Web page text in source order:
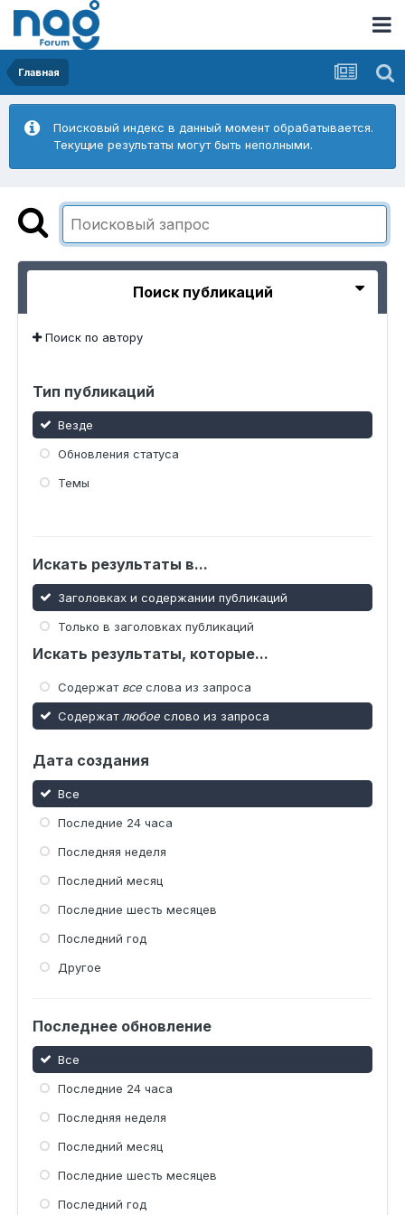
Главная
Поисковый индекс в данный момент обрабатывается.
Текущие результаты могут быть неполными.
Поиск публикаций
Поиск по автору
Тип публикаций
Везде
Обновления статуса
Темы
Искать результаты в...
Заголовках и содержании публикаций
Только в заголовках публикаций
Искать результаты, которые...
Содержат все слова из запроса
Содержат любое слово из запроса
Дата создания
Все
Последние 24 часа
Последняя неделя
Последний месяц
Последние шесть месяцев
Последний год
Другое
Последнее обновление
Все
Последние 24 часа
Последняя неделя
Последний месяц
Последние шесть месяцев
Последний год